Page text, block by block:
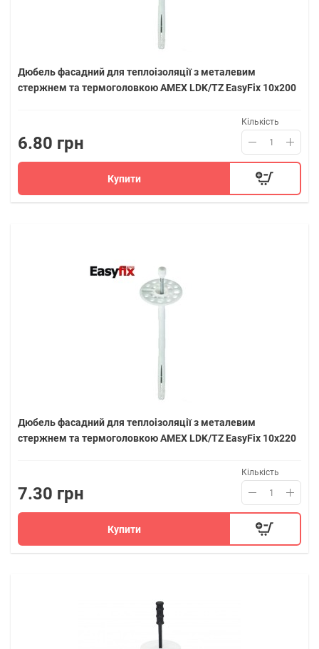
Дюбель фасадний для теплоізоляції з металевим
стержнем та термоголовкою AMEX LDK/TZ EasyFix 10х200
6.80 грн
Кількість
Купити
Дюбель фасадний для теплоізоляції з металевим
стержнем та термоголовкою AMEX LDK/TZ EasyFix 10х220
7.30 грн
Кількість
Купити